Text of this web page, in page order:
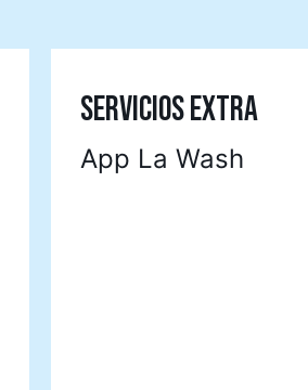
SERVICIOS EXTRA
App La Wash